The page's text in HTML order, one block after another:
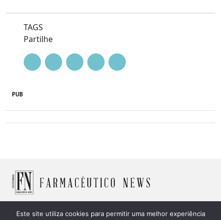
TAGS
Partilhe
PUB
Este site utiliza cookies para permitir uma melhor experiência